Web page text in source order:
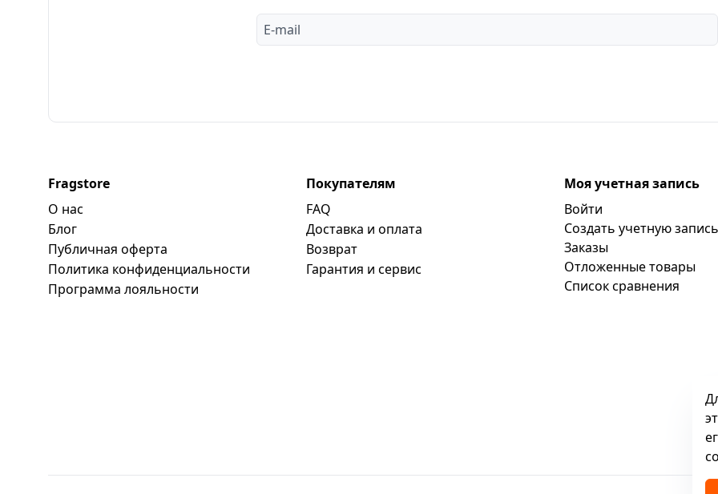
Fragstore
О нас
Блог
Публичная оферта
Политика конфиденциальности
Программa лояльности
Покупателям
FAQ
Доставка и оплата
Возврат
Гарантия и сервис
Моя учетная запись
Войти
Создать учетную запись
Заказы
Отложенные товары
Список сравнения